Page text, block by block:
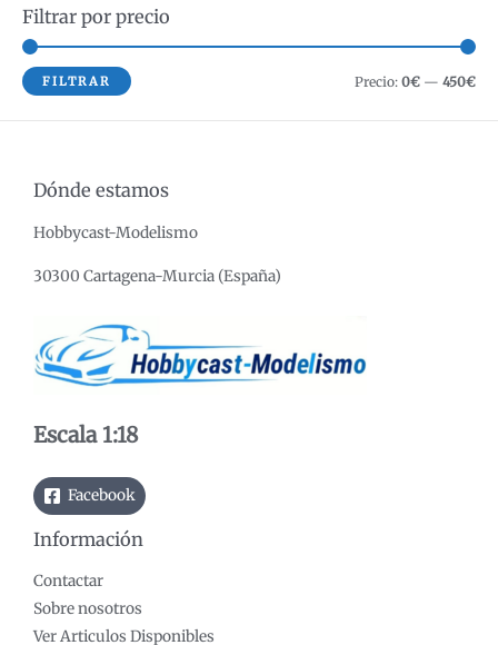
c
a
r
Filtrar por precio
PP
FILTRAR Precio: 0€ — 450€
Dónde estamos
Hobbycast-Modelismo
30300 Cartagena-Murcia (España)
Escala 1:18
Facebook
Información
Contactar
Sobre nosotros
Ver Articulos Disponibles